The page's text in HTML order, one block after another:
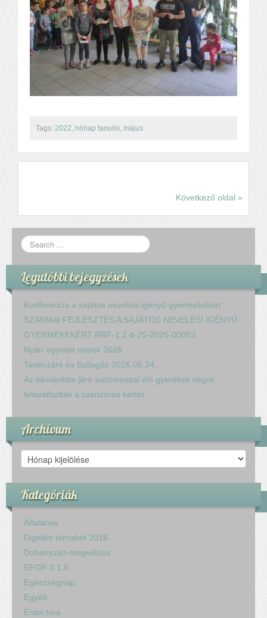
Tags: 2022, hónap tanulói, május .
Következő oldal »
Legutóbbi bejegyzések
Konferencia a sajátos nevelési igényű gyermekekért
SZAKMAI FEJLESZTÉS A SAJÁTOS NEVELÉSI IGÉNYŰ
GYERMEKEKÉRT RRF-1.2.4-25-2025-00053
Nyári ügyeleti napok 2026.
Tanévzáró és Ballagás 2026.06.24.
Az iskolánkba járó autizmussal élő gyerekek végre
felavathatták a szenzoros kertet
Archívum
Archívum
Kategóriák
Általános
Digitális témahét 2016
Dohányzás-megelőzés
EFOP-3.1.6
Egészségnap
Egyéb
Erdei túra